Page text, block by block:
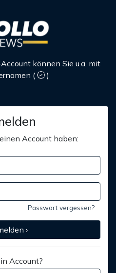
können Sie u.a. mit
(
)
Account haben:
Passwort vergessen?
›
Account?